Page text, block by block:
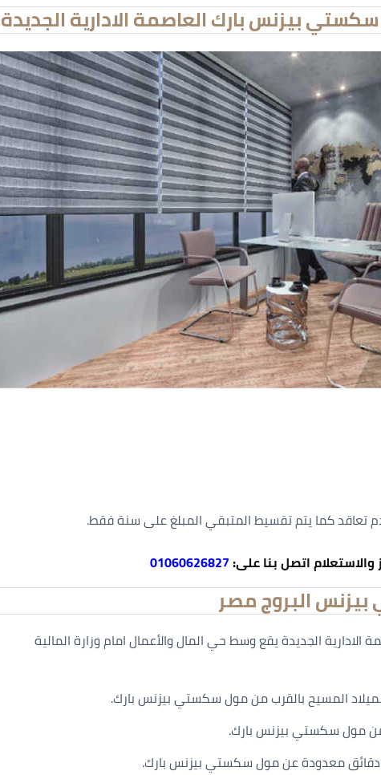
بيزنس بارك العاصمة الادارية الجديدة
والاستعلام اتصل بنا على:01060626827
البروج مصر
الجديدة يقع وسط حي المال والأعمال امام وزارة المالية
الميلاد المسيح بالقرب من مول سكستي بيزنس بارك.
مول سكستي بيزنس بارك.
معدودة عن مول سكستي بيزنس بارك.